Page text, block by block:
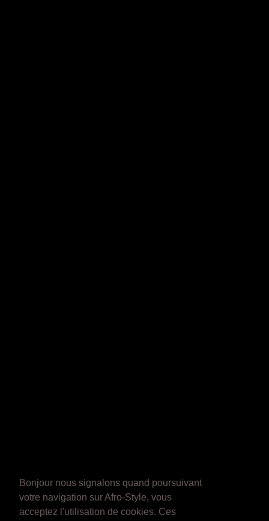
Bonjour nous signalons quand poursuivant
votre navigation sur Afro-Style, vous
acceptez l'utilisation de cookies. Ces